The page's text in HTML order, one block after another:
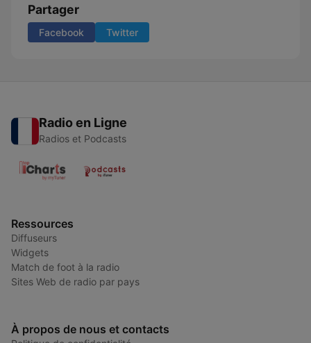
Partager
Facebook Twitter
Radio en Ligne
Radios et Podcasts
Ressources
Diffuseurs
Widgets
Match de foot à la radio
Sites Web de radio par pays
À propos de nous et contacts